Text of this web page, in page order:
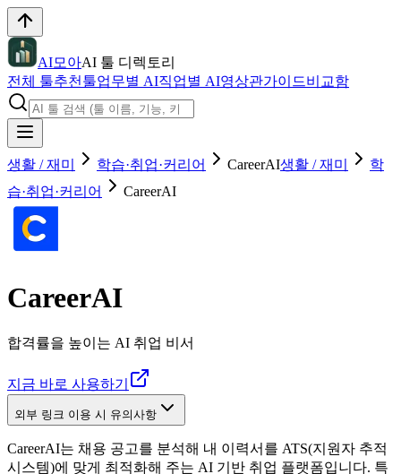
AI모아AI 툴 디렉토리
전체 툴추천툴업무별 AI직업별 AI영상관가이드비교함
생활 / 재미 학습·취업·커리어 CareerAI생활 / 재미
학
습·취업·커리어
CareerAI
CareerAI
합격률을 높이는 AI 취업 비서
지금 바로 사용하기
외부 링크 이용 시 유의사항
CareerAI는 채용 공고를 분석해 내 이력서를 ATS(지원자 추적
시스템)에 맞게 최적화해 주는 AI 기반 취업 플랫폼입니다. 특